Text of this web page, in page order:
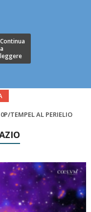
Continua
a
leggere
2026